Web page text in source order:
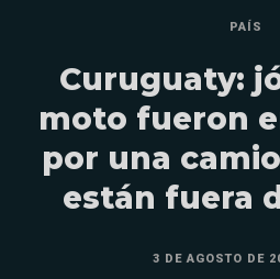
PAÍS
Curuguaty:
moto fueron
por una
están fuera
3 DE AGOSTO DE